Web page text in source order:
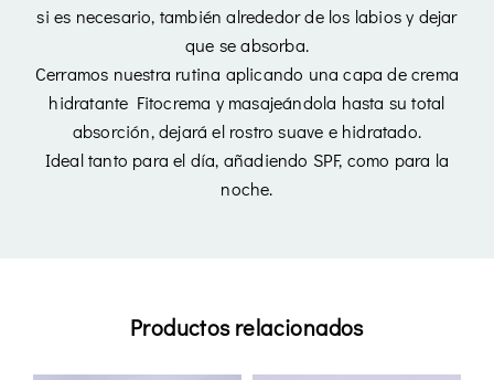
Lost Password?
Remember Me
Register
si es necesario, también alrededor de los labios y dejar
que se absorba.
Cerramos nuestra rutina aplicando una capa de crema
hidratante Fitocrema y masajeándola hasta su total
absorción, dejará el rostro suave e hidratado.
Ideal tanto para el día, añadiendo SPF, como para la
noche.
Productos relacionados